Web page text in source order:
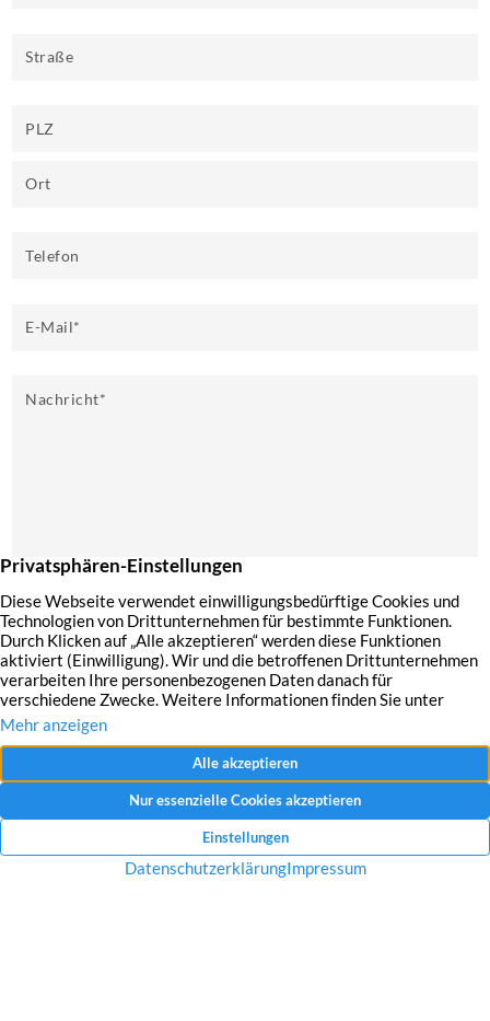
Straße
PLZ
Ort
Telefon
E-Mail*
Nachricht*
Mit dem Absenden Ihrer Anfrage erklären Sie sich mit der Erfassung, Speicherung
und Verwendung Ihrer angegebenen Daten zum Zweck der Bearbeitung Ihrer
Datenschutzerklärung und Widerrufshinweise